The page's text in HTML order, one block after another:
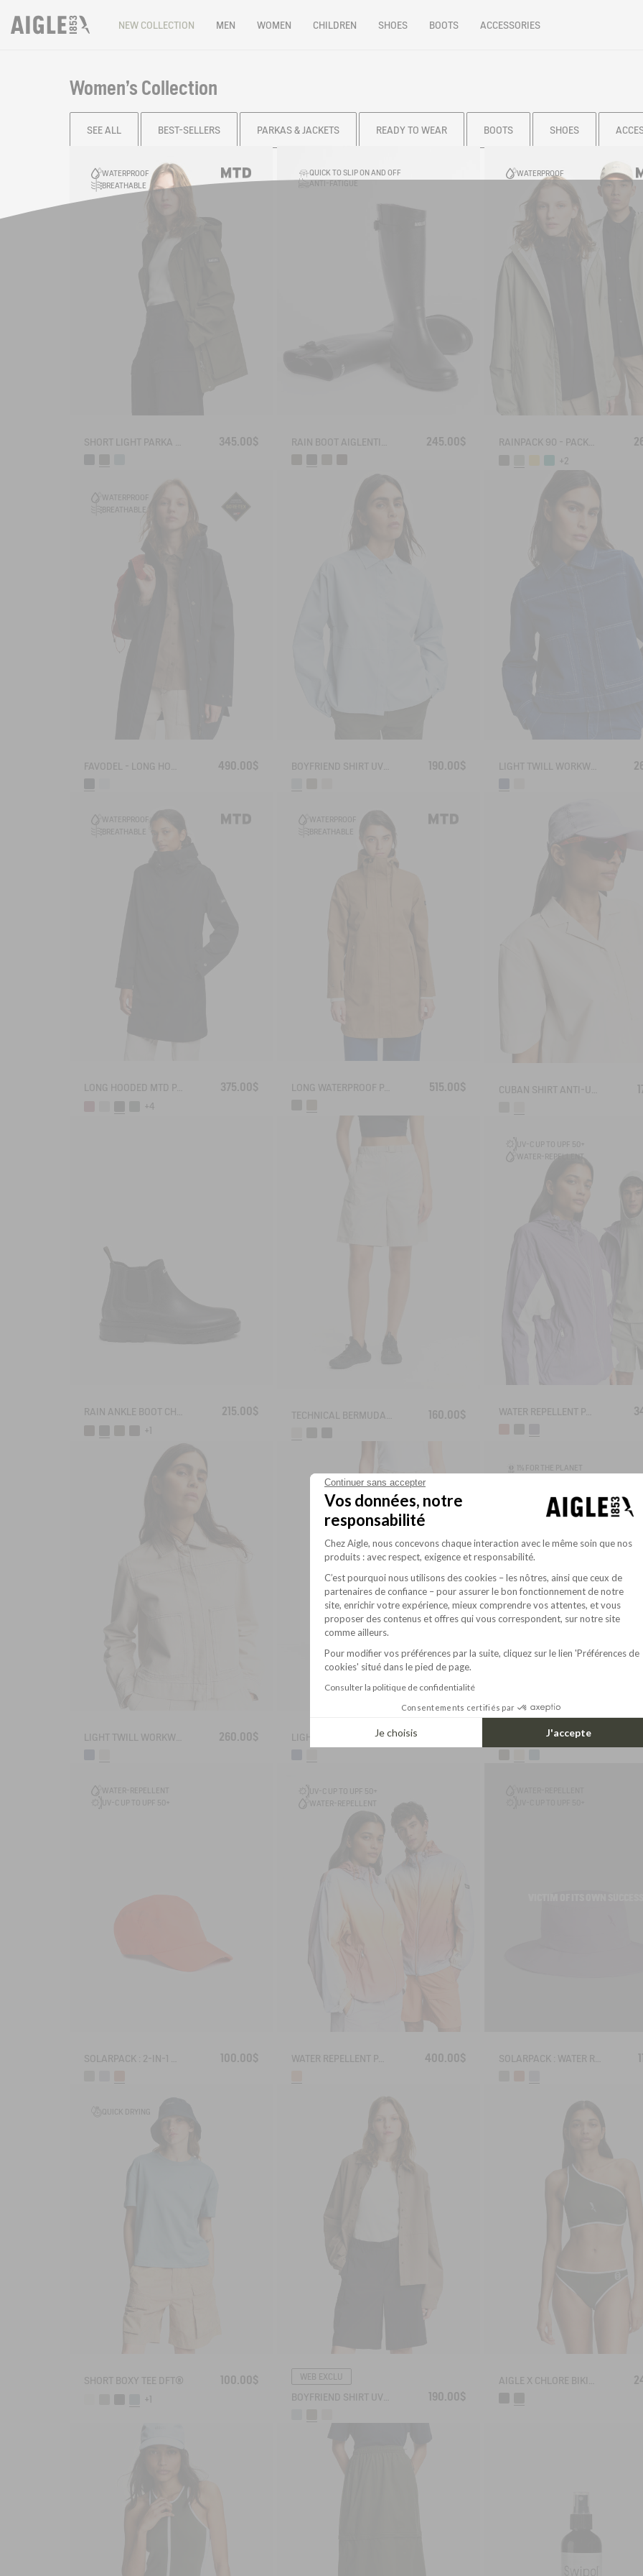
NEW COLLECTION MEN WOMEN CHILDREN SHOES BOOTS ACCESSORIES
Women's Collection
SEE ALL BEST-SELLERS PARKAS & JACKETS READY TO WEAR BOOTS SHOES
Filter & sort
WATERPROOF
BREATHABLE
345.00$
QUICK TO SLIP ON AND OFF
ANTI-FATIGUE
245.00$
WATERPROOF
+2
WATERPROOF
BREATHABLE
490.00$ 190.00$
WATERPROOF
BREATHABLE
LONG HOODED MTD PARKA 375.00$
+4
WATERPROOF
BREATHABLE
LONG WATERPROOF PARKA WITH SLITS 3 LAYERS MTD® 515.00$
RAIN ANKLE BOOT CHELSEA 215.00$
+1
160.00$
UV-C UP TO UPF 50+
WATER-REPELLENT
WATER REPELLENT PACKABLE SOLARPACK UV-C®
260.00$ LIGHT TWILL SAILOR SHORTS WITH ADJUSTABLE WAIST
1% FOR THE PLANET
WALKING SHOE TENERE
WATER-REPELLENT
UV-C UP TO UPF 50+
SOLARPACK : 2-IN-1 WATER REPELLENT AND CAP UV-C® 100.00$
UV-C UP TO UPF 50+
WATER-REPELLENT
WATER REPELLENT PACKABLE SOLARPACK JACKET WITH FADING EFFECT UV-C® 400.00$ SOLARPACK : WATER REPELLENT DRAWSTRING HAT UV-C®
QUICK DRYING
SHORT BOXY TEE DFT® 100.00$
+1
WEB EXCLU
BOYFRIEND SHIRT UVC DRY FAST TEXTILE® 190.00$
AIGLE X CHLORE BIKINI​ SET
Continuer sans accepter
Vos données, notre
responsabilité
Plateforme de Gestion du Consentement :
Chez Aigle, nous concevons chaque interaction avec le même soin que nos
produits : avec respect, exigence et responsabilité.
C’est pourquoi nous utilisons des cookies – les nôtres, ainsi que ceux de
partenaires de confiance – pour assurer le bon fonctionnement de notre
site, enrichir votre expérience, mieux comprendre vos attentes, et vous
proposer des contenus et offres qui vous correspondent, sur notre site
comme ailleurs.
Pour modifier vos préférences par la suite, cliquez sur le lien 'Préférences de
cookies' situé dans le pied de page.
Consulter la politique de confidentialité
Consentements certifiés par
Je choisis J'accepte
Axeptio consent